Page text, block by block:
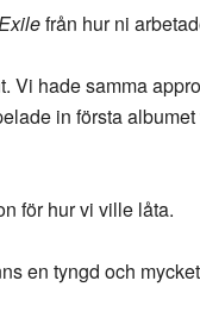
från hur ni
Vi hade samma
in första
för hur vi ville låta.
en tyngd och